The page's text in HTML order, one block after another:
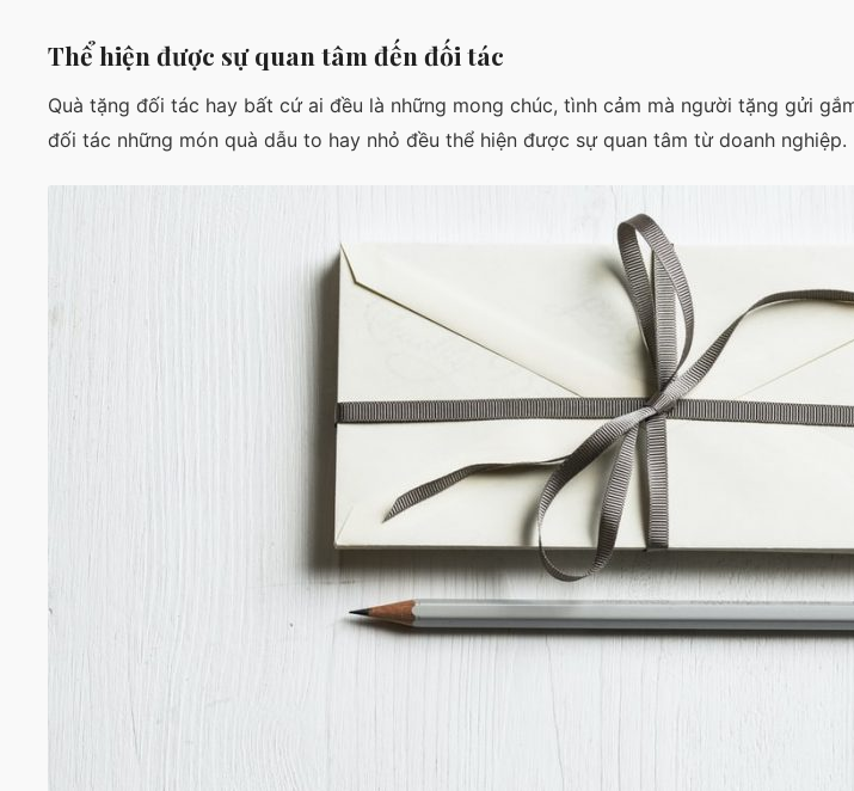
Thể hiện được sự quan tâm đến đối tác
Quà tặng đối tác hay bất cứ ai đều là những mong chúc, tình cảm mà người tặng gửi
đối tác những món quà dẫu to hay nhỏ đều thể hiện được sự quan tâm từ doanh nghiệp.